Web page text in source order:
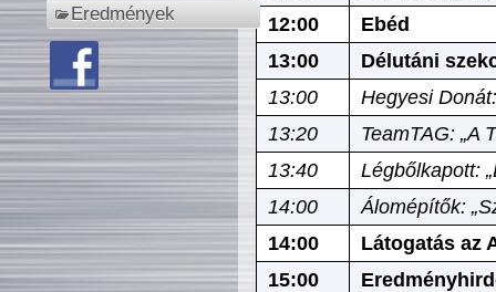
Eredmények
12:00
Ebéd
13:00
Délutáni
13:00
Hegyesi
13:20
TeamTAG: „A
13:40
Légbőlkapott:
14:00
Álomépítők:
14:00
Látogatás az
15:00